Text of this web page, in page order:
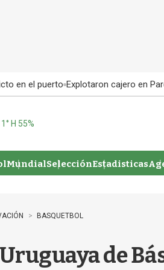
en el puerto Explotaron cajero en
H 55%
MundialSelecciónEstadisticas
BASQUETBOL
de